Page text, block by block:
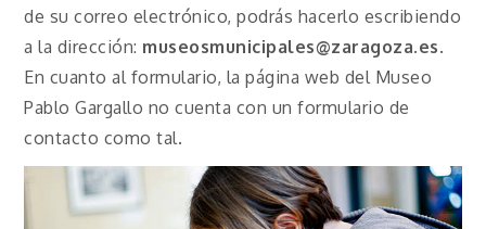
de su correo electrónico, podrás hacerlo escribiendo
a la dirección: museosmunicipales@zaragoza.es.
En cuanto al formulario, la página web del Museo
Pablo Gargallo no cuenta con un formulario de
contacto como tal.